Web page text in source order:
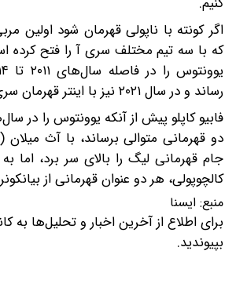
اگر کونته با ناپولی قهرمان شود اولین
که با سه تیم مختلف سری آ را فتح کرده
رساند و در سال ۲۰۲۱ نیز با اینتر قهرمان سری آ شده بود.
دو قهرمانی متوالی برساند، با آث
جام قهرمانی لیگ را بالای سر برد، اما
کالچوپولی، هر دو عنوان قهرمانی از
منبع: ایسنا
برای اطلاع از آخرین اخبار و تحلیل‌ها به
بپیوندید.